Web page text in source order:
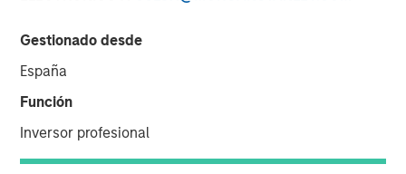
Gestionado desde
España
Función
Inversor profesional
Use The BEAT as your timely resource for this month’s
show you how to navigate the current investment
environment.
Descargar PDF